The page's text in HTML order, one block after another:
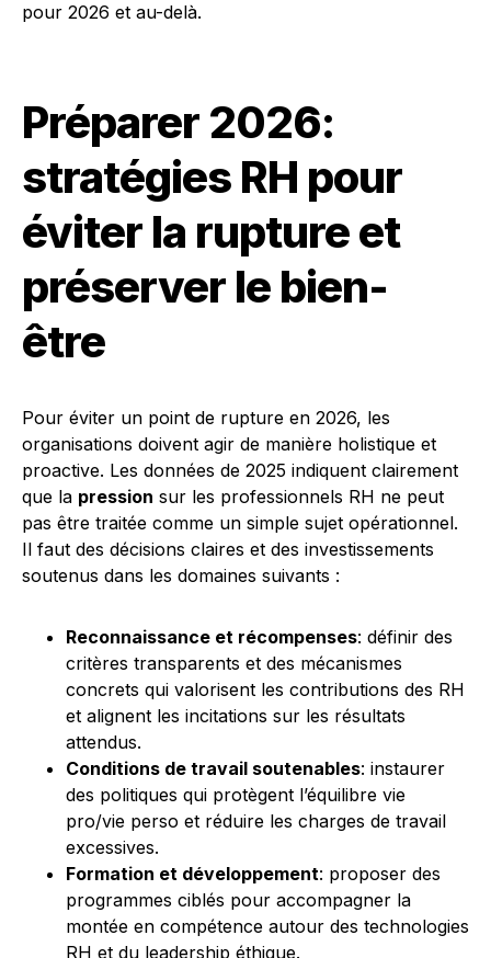
pour 2026 et au-delà.
Préparer 2026:
stratégies RH pour
éviter la rupture et
préserver le bien-
être
Pour éviter un point de rupture en 2026, les
organisations doivent agir de manière holistique et
proactive. Les données de 2025 indiquent clairement
que la pression sur les professionnels RH ne peut
pas être traitée comme un simple sujet opérationnel.
Il faut des décisions claires et des investissements
soutenus dans les domaines suivants :
Reconnaissance et récompenses: définir des
critères transparents et des mécanismes
concrets qui valorisent les contributions des RH
et alignent les incitations sur les résultats
attendus.
Conditions de travail soutenables: instaurer
des politiques qui protègent l’équilibre vie
pro/vie perso et réduire les charges de travail
excessives.
Formation et développement: proposer des
programmes ciblés pour accompagner la
montée en compétence autour des technologies
RH et du leadership éthique.